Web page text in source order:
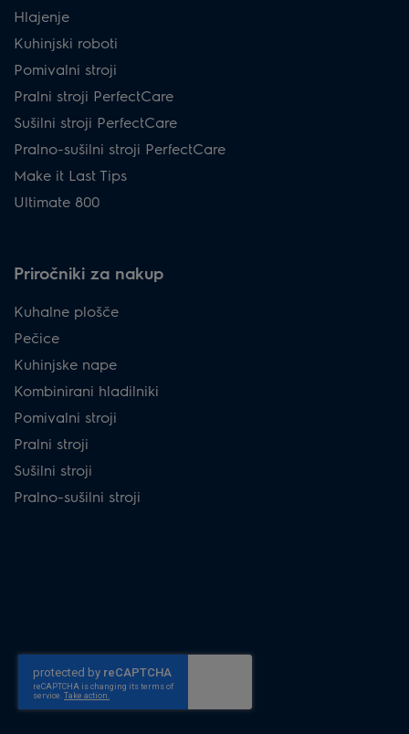
Hlajenje
Kuhinjski roboti
Pomivalni stroji
Pralni stroji PerfectCare
Sušilni stroji PerfectCare
Pralno-sušilni stroji PerfectCare
Make it Last Tips
Ultimate 800
Priročniki za nakup
Kuhalne plošče
Pečice
Kuhinjske nape
Kombinirani hladilniki
Pomivalni stroji
Pralni stroji
Sušilni stroji
Pralno-sušilni stroji